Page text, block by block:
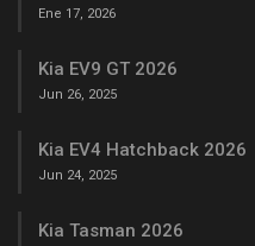
Ene 17, 2026
Kia EV9 GT 2026
Jun 26, 2025
Kia EV4 Hatchback 2026
Jun 24, 2025
Kia Tasman 2026